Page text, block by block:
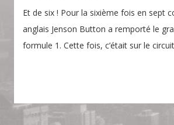
Et de six ! Pour la sixième fois en sept
anglais Jenson Button a remporté le
formule 1. Cette fois, c’était sur le circuit